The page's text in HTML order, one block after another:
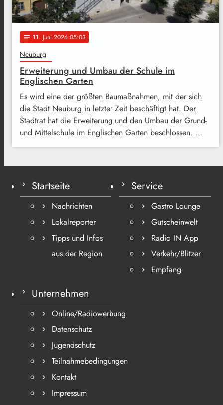
notes 11. Juni 2026 05:03
Neuburg
Erweiterung und Umbau der Schule im
Englischen Garten
Es wird eine der größten Baumaßnahmen, mit der sich
die Stadt Neuburg in letzter Zeit beschäftigt hat. Der
Stadtrat hat die Erweiterung und den Umbau der Grund-
und Mittelschule im Englischen Garten beschlossen. …
Startseite
Nachrichten
Lokalreporter
Tipps und Infos
aus der Region
Service
Gastro Lounge
Gutscheinwelt
Radio IN App
Verkehr/Blitzer
Empfang
Unternehmen
Online/Radiowerbung
Datenschutz
Jugendschutz
Teilnahmebedingungen
Kontakt
Impressum